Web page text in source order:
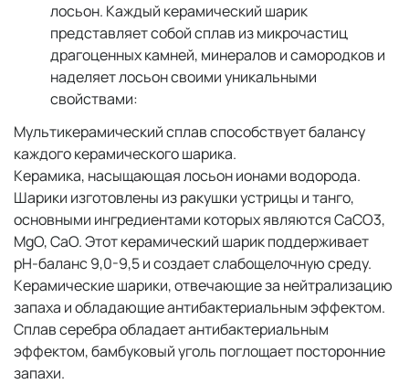
лосьон. Каждый керамический шарик
представляет собой сплав из микрочастиц
драгоценных камней, минералов и самородков и
наделяет лосьон своими уникальными
свойствами:
Мультикерамический сплав способствует балансу
каждого керамического шарика.
Керамика, насыщающая лосьон ионами водорода.
Шарики изготовлены из ракушки устрицы и танго,
основными ингредиентами которых являются CaCO3,
MgO, CaO. Этот керамический шарик поддерживает
pH-баланс 9,0-9,5 и создает слабощелочную среду.
Керамические шарики, отвечающие за нейтрализацию
запаха и обладающие антибактериальным эффектом.
Сплав серебра обладает антибактериальным
эффектом, бамбуковый уголь поглощает посторонние
запахи.